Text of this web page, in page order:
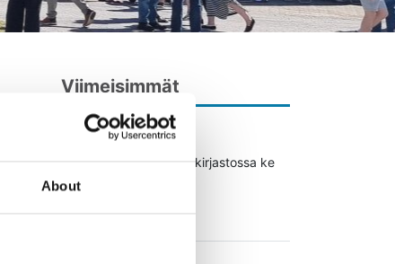
About
Viimeisimmät
02.12.2026
Lukupiiri Alavuden pääkirjastossa ke
2.12. klo 17.30
Lue lisää